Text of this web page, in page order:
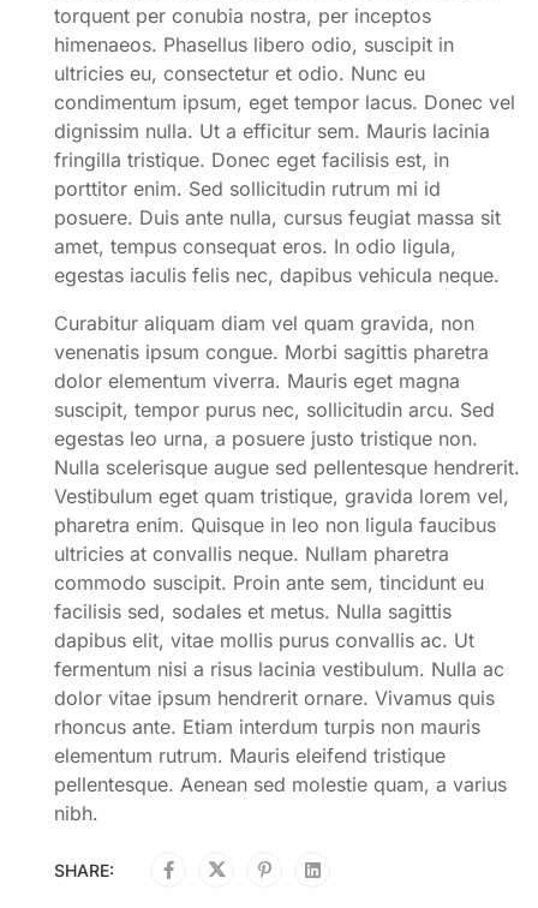
torquent per conubia nostra, per inceptos
himenaeos. Phasellus libero odio, suscipit in
ultricies eu, consectetur et odio. Nunc eu
condimentum ipsum, eget tempor lacus. Donec vel
dignissim nulla. Ut a efficitur sem. Mauris lacinia
fringilla tristique. Donec eget facilisis est, in
porttitor enim. Sed sollicitudin rutrum mi id
posuere. Duis ante nulla, cursus feugiat massa sit
amet, tempus consequat eros. In odio ligula,
egestas iaculis felis nec, dapibus vehicula neque.
Curabitur aliquam diam vel quam gravida, non
venenatis ipsum congue. Morbi sagittis pharetra
dolor elementum viverra. Mauris eget magna
suscipit, tempor purus nec, sollicitudin arcu. Sed
egestas leo urna, a posuere justo tristique non.
Nulla scelerisque augue sed pellentesque hendrerit.
Vestibulum eget quam tristique, gravida lorem vel,
pharetra enim. Quisque in leo non ligula faucibus
ultricies at convallis neque. Nullam pharetra
commodo suscipit. Proin ante sem, tincidunt eu
facilisis sed, sodales et metus. Nulla sagittis
dapibus elit, vitae mollis purus convallis ac. Ut
fermentum nisi a risus lacinia vestibulum. Nulla ac
dolor vitae ipsum hendrerit ornare. Vivamus quis
rhoncus ante. Etiam interdum turpis non mauris
elementum rutrum. Mauris eleifend tristique
pellentesque. Aenean sed molestie quam, a varius
nibh.
SHARE: